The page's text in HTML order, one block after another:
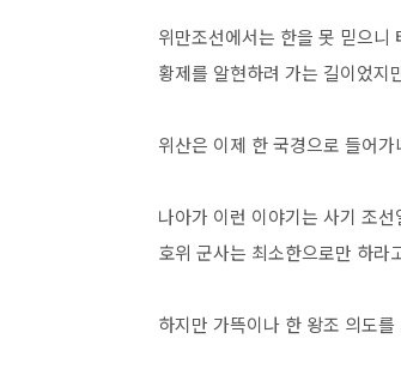
위만조선에서는 한을 못 믿으니
황제를 알현하려 가는 길이었
위산은 이제 한 국경으로 들어
나아가 이런 이야기는 사기 조
호위 군사는 최소한으로만 하라
하지만 가뜩이나 한 왕조 의도